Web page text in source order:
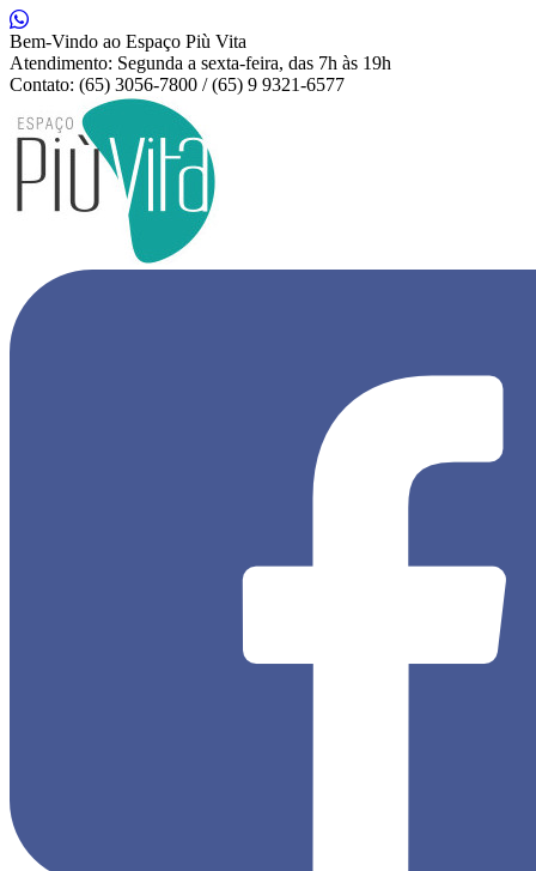
Bem-Vindo ao Espaço Più Vita
Atendimento: Segunda a sexta-feira, das 7h às 19h
Contato: (65) 3056-7800 / (65) 9 9321-6577